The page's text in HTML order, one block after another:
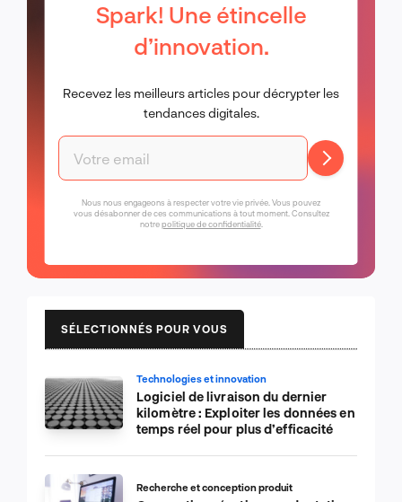
Spark! Une étincelle
d’innovation.
Recevez les meilleurs articles pour décrypter les
tendances digitales.
Nous nous engageons à respecter votre vie privée. Vous pouvez
vous désabonner de ces communications à tout moment. Consultez
notrepolitique de confidentialité.
SÉLECTIONNÉS POUR VOUS
Technologies et innovation
Logiciel de livraison du dernier
kilomètre : Exploiter les données en
temps réel pour plus d’efficacité
Recherche et conception produit